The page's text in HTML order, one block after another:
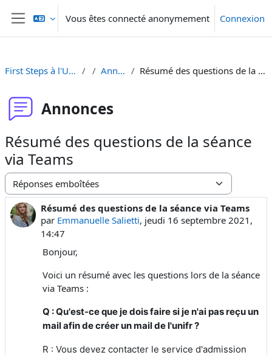
Passer au contenu principal
Panneau latéral
Vous êtes connecté anonymement Connexion
First Steps à l'UniFR ! [FR] Annonces Résumé des questions de la séance via Teams
Annonces
Résumé des questions de la séance
via Teams
Type d’affichage
Résumé des questions de la séance via Teams
par Emmanuelle Salietti, jeudi 16 septembre 2021,
14:47
Nombre de réponses : 0
Bonjour,
Voici un résumé avec les questions lors de la séance
via Teams :
Q : Qu'est-ce que je dois faire si je n'ai pas reçu un
mail afin de créer un mail de l'unifr ?
R : Vous devez contacter le service d'admission